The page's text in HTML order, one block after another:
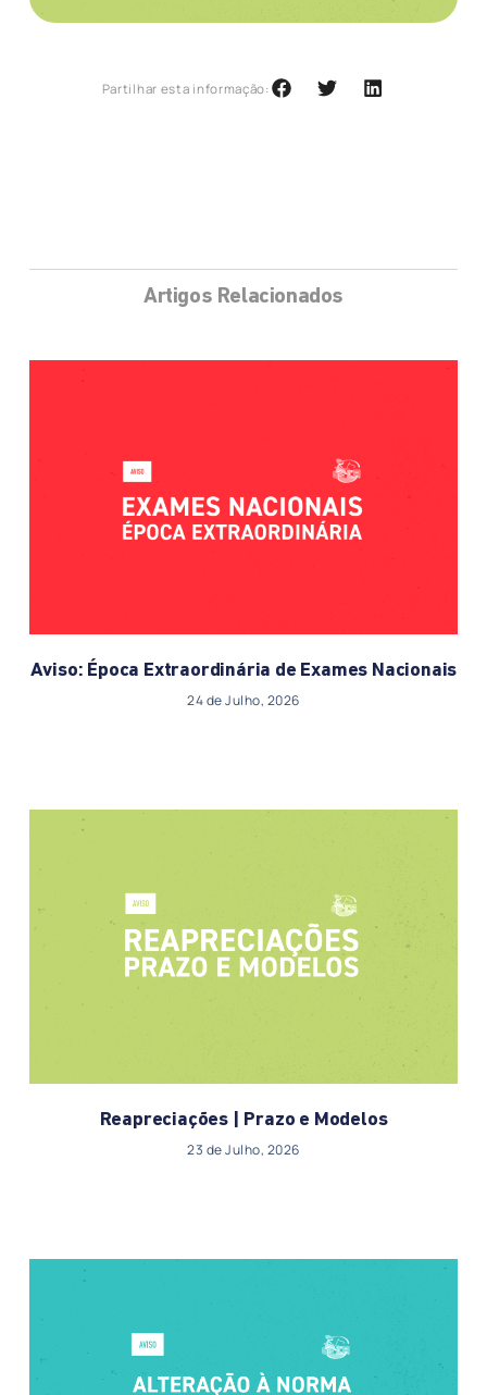
Partilhar esta informação:
Artigos Relacionados
Aviso: Época Extraordinária de Exames Nacionais
24 de Julho, 2026
Reapreciações | Prazo e Modelos
23 de Julho, 2026